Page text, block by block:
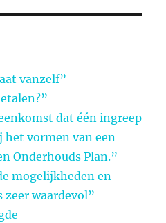
vanzelf”
dat één ingreep
vormen van een
Onderhouds Plan.”
mogelijkheden en
zeer waardevol”